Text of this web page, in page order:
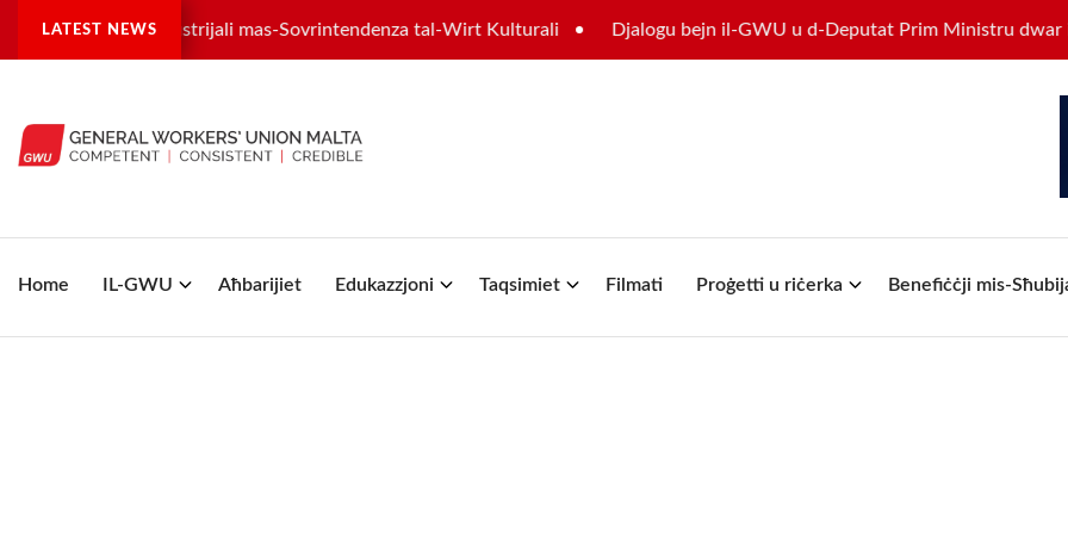
LATEST NEWS
tilwima industrijali mas-Sovrintendenza tal-Wirt Kulturali Djalogu bejn il-GWU u d-Deputat Prim Ministru dwar il-
Home IL-GWU Aħbarijiet Edukazzjoni Taqsimiet Filmati Proġetti u riċerka Benefiċċji mis-